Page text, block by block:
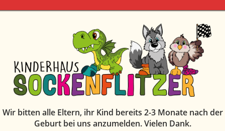
Wir bitten alle Eltern, ihr Kind bereits 2-3 Monate nach der
Geburt bei uns anzumelden. Vielen Dank.